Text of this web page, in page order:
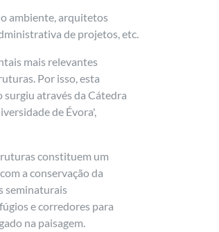
ambiente, arquitetos
de projetos, etc.
mais relevantes
Por isso, esta
através da Cátedra
de Évora',
constituem um
a conservação da
seminaturais
e corredores para
na paisagem.